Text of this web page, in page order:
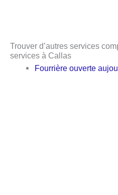
Trouver d’autres services
services à Callas
Fourrière ouverte